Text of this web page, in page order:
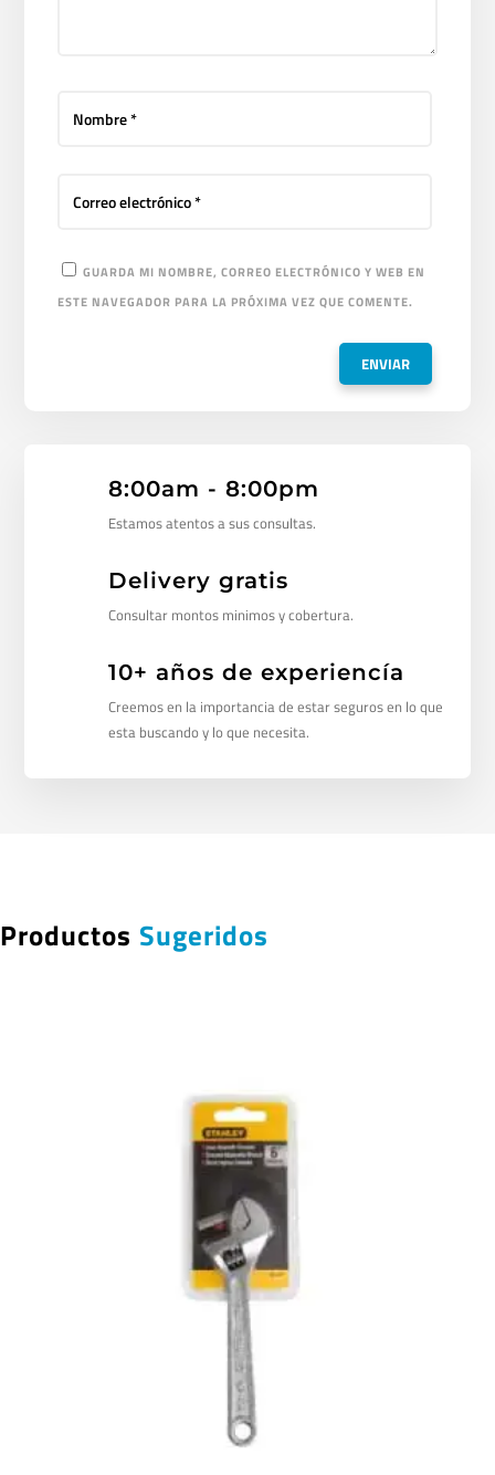
GUARDA MI NOMBRE, CORREO ELECTRÓNICO Y WEB EN
ESTE NAVEGADOR PARA LA PRÓXIMA VEZ QUE COMENTE.
8:00am - 8:00pm
Estamos atentos a sus consultas.
Delivery gratis
Consultar montos minimos y cobertura.
10+ años de experiencía
Creemos en la importancia de estar seguros en lo que
esta buscando y lo que necesita.
Productos Sugeridos